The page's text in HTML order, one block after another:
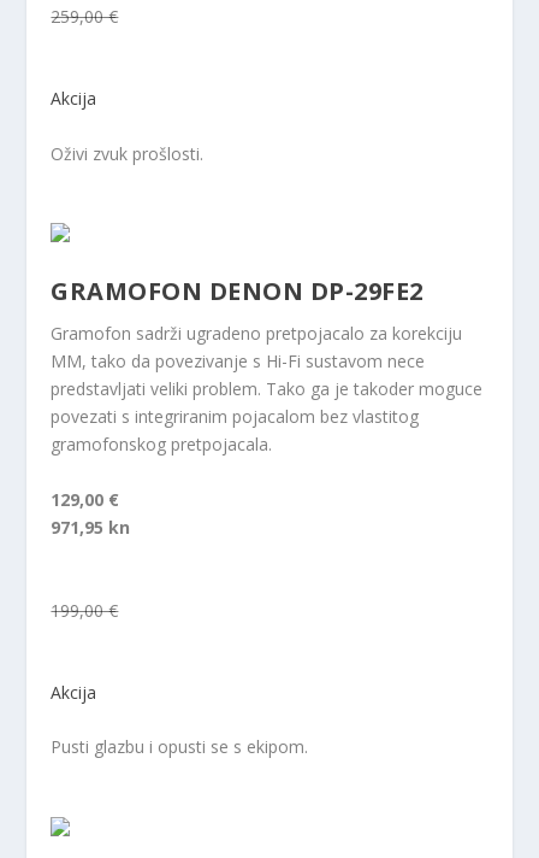
259,00 €
Akcija
Oživi zvuk prošlosti.
GRAMOFON DENON DP-29FE2
Gramofon sadrži ugradeno pretpojacalo za korekciju
MM, tako da povezivanje s Hi-Fi sustavom nece
predstavljati veliki problem. Tako ga je takoder moguce
povezati s integriranim pojacalom bez vlastitog
gramofonskog pretpojacala.
129,00 €
971,95 kn
199,00 €
Akcija
Pusti glazbu i opusti se s ekipom.